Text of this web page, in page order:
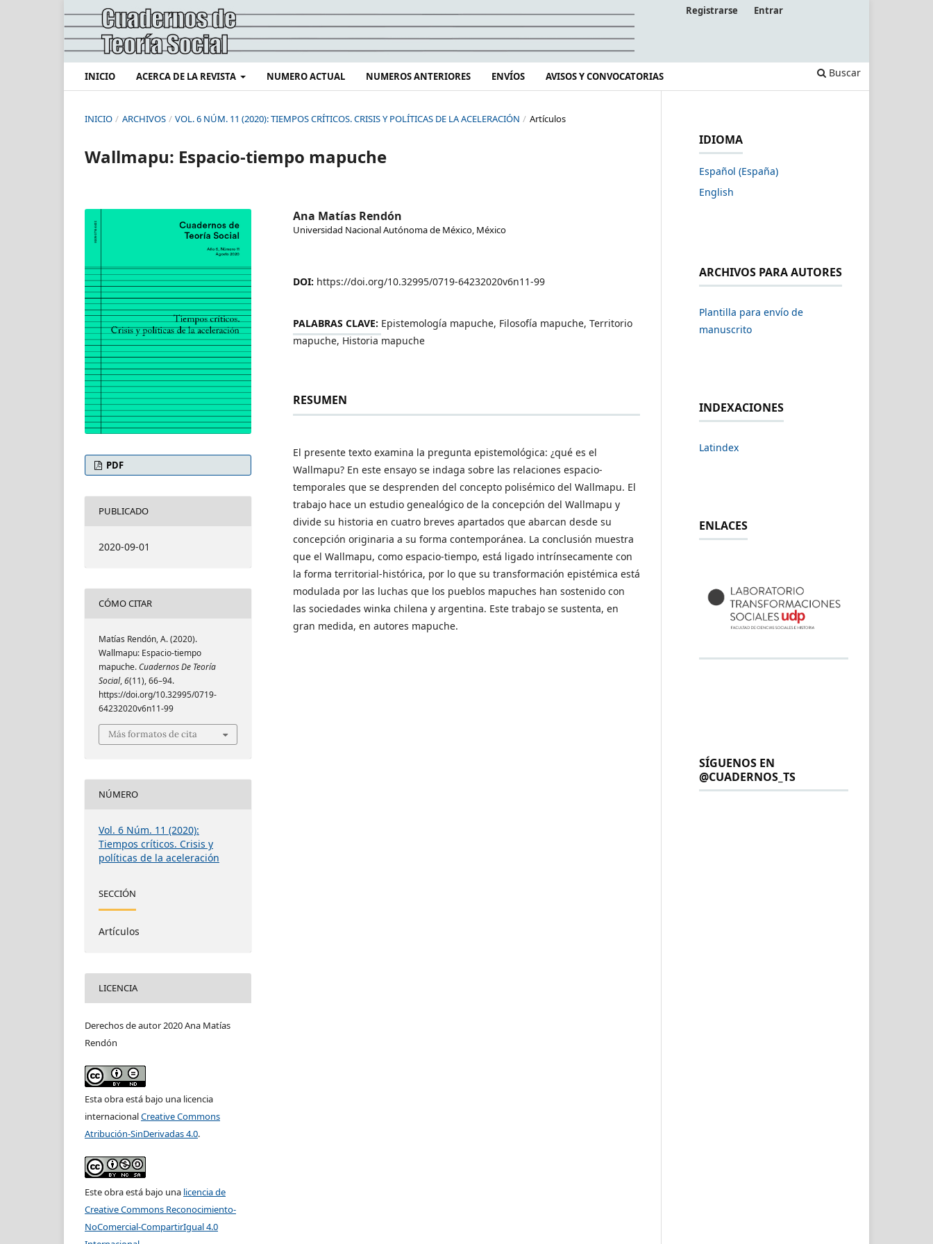
INICIO ACERCA DE LA REVISTA NUMERO ACTUAL NUMEROS ANTERIORES ENVÍOS AVISOS Y CONVOCATORIAS Buscar
Registrarse Entrar
INICIO / ARCHIVOS / VOL. 6 NÚM. 11 (2020): TIEMPOS CRÍTICOS. CRISIS Y POLÍTICAS DE LA ACELERACIÓN / Artículos
Wallmapu: Espacio-tiempo mapuche
Ana Matías Rendón
Universidad Nacional Autónoma de México, México
DOI: https://doi.org/10.32995/0719-64232020v6n11-99
PALABRAS CLAVE: Epistemología mapuche, Filosofía mapuche, Territorio
mapuche, Historia mapuche
RESUMEN
El presente texto examina la pregunta epistemológica: ¿qué es el
Wallmapu? En este ensayo se indaga sobre las relaciones espacio-
temporales que se desprenden del concepto polisémico del Wallmapu. El
trabajo hace un estudio genealógico de la concepción del Wallmapu y
divide su historia en cuatro breves apartados que abarcan desde su
concepción originaria a su forma contemporánea. La conclusión muestra
que el Wallmapu, como espacio-tiempo, está ligado intrínsecamente con
la forma territorial-histórica, por lo que su transformación epistémica está
modulada por las luchas que los pueblos mapuches han sostenido con
las sociedades winka chilena y argentina. Este trabajo se sustenta, en
gran medida, en autores mapuche.
PDF
PUBLICADO
2020-09-01
CÓMO CITAR
Matías Rendón, A. (2020).
Wallmapu: Espacio-tiempo
mapuche.Cuadernos De Teoría
Social,6(11), 66–94.
https://doi.org/10.32995/0719-
64232020v6n11-99
Más formatos de cita
NÚMERO
Vol. 6 Núm. 11 (2020):
Tiempos críticos. Crisis y
políticas de la aceleración
SECCIÓN
Artículos
LICENCIA
Derechos de autor 2020 Ana Matías
Rendón
Esta obra está bajo una licencia
internacionalCreative Commons
Atribución-SinDerivadas 4.0.
Este obra está bajo una licencia de
Creative Commons Reconocimiento-
NoComercial-CompartirIgual 4.0
IDIOMA
Español (España)
English
ARCHIVOS PARA AUTORES
Plantilla para envío de
manuscrito
INDEXACIONES
Latindex
ENLACES
SÍGUENOS EN
@CUADERNOS_TS